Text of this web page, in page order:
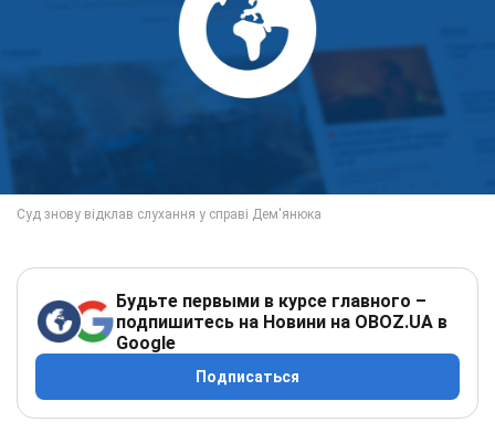
Будьте первыми в курсе главного –
подпишитесь на Новини на OBOZ.UA в
Google
Подписаться